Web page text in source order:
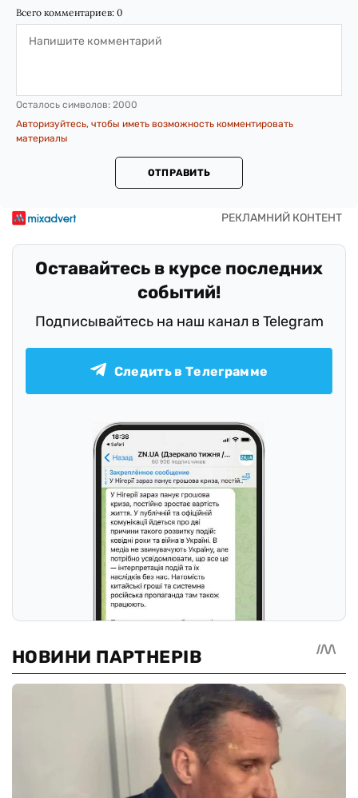
Всего комментариев: 0
Осталось символов: 2000
Авторизуйтесь, чтобы иметь возможность комментировать
материалы
ОТПРАВИТЬ
Оставайтесь в курсе последних
событий!
Подписывайтесь на наш канал в Telegram
Следить в Телеграмме